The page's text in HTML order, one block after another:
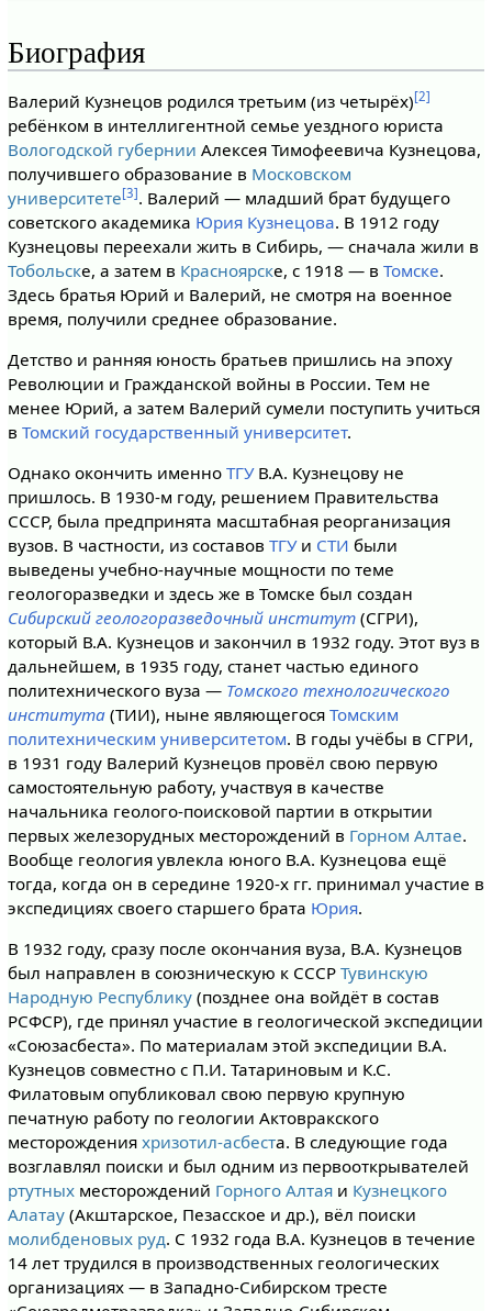
Биография
Валерий Кузнецов родился третьим (из четырёх)[2]
ребёнком в интеллигентной семье уездного юриста
Вологодской губернии Алексея Тимофеевича Кузнецова,
получившего образование в Московском
университете[3]. Валерий — младший брат будущего
советского академика Юрия Кузнецова. В 1912 году
Кузнецовы переехали жить в Сибирь, — сначала жили в
Тобольске, а затем в Красноярске, с 1918 — в Томске.
Здесь братья Юрий и Валерий, не смотря на военное
время, получили среднее образование.
Детство и ранняя юность братьев пришлись на эпоху
Революции и Гражданской войны в России. Тем не
менее Юрий, а затем Валерий сумели поступить учиться
в Томский государственный университет.
Однако окончить именно ТГУВ.А. Кузнецову не
пришлось. В 1930-м году, решением Правительства
СССР, была предпринята масштабная реорганизация
вузов. В частности, из составов ТГУи СТИ были
выведены учебно-научные мощности по теме
геологоразведки и здесь же в Томске был создан
Сибирский геологоразведочный институт(СГРИ),
который В.А. Кузнецов и закончил в 1932 году. Этот вуз в
дальнейшем, в 1935 году, станет частью единого
политехнического вуза — Томского технологического
института(ТИИ), ныне являющегося Томским
политехническим университетом. В годы учёбы в СГРИ,
в 1931 году Валерий Кузнецов провёл свою первую
самостоятельную работу, участвуя в качестве
начальника геолого-поисковой партии в открытии
первых железорудных месторождений в Горном Алтае.
Вообще геология увлекла юного В.А. Кузнецова ещё
тогда, когда он в середине 1920-х гг. принимал участие в
экспедициях своего старшего брата Юрия.
В 1932 году, сразу после окончания вуза, В.А. Кузнецов
был направлен в союзническую к СССР Тувинскую
Народную Республику(позднее она войдёт в состав
РСФСР), где принял участие в геологической экспедиции
«Союзасбеста». По материалам этой экспедиции В.А.
Кузнецов совместно с П.И. Татариновым и К.С.
Филатовым опубликовал свою первую крупную
печатную работу по геологии Актовракского
месторождения хризотил-асбеста. В следующие года
возглавлял поиски и был одним из первооткрывателей
ртутныхместорождений Горного Алтаяи Кузнецкого
Алатау(Акштарское, Пезасское и др.), вёл поиски
молибденовых руд. С 1932 года В.А. Кузнецов в течение
14 лет трудился в производственных геологических
организациях — в Западно-Сибирском тресте